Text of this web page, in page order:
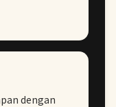
dengan